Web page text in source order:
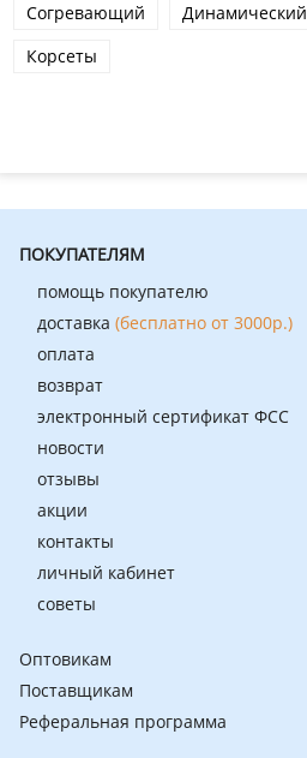
Согревающий
Динамический
Корсеты
ПОКУПАТЕЛЯМ
помощь покупателю
доставка (бесплатно от 3000р.)
оплата
возврат
электронный сертификат ФСС
новости
отзывы
акции
контакты
личный кабинет
советы
Оптовикам
Поставщикам
Реферальная программа